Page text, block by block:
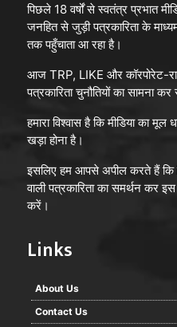
पिछले 18 वर्षों से स्वतंत्र प्रभात
जनहित से जुड़ी पत्रकारिता के
तक पहुँचाता आ रहा है।
आज TRP, LIKE और कॉरपोरेट-
पत्रकारिता चुनौतियों का सामना कर
हमारा विश्वास है कि मीडिया का
खड़ा होना है।
इसलिए हम आपसे अपील करते हैं कि
वाली पत्रकारिता का समर्थन कर
करें।
Links
About Us
Contact Us